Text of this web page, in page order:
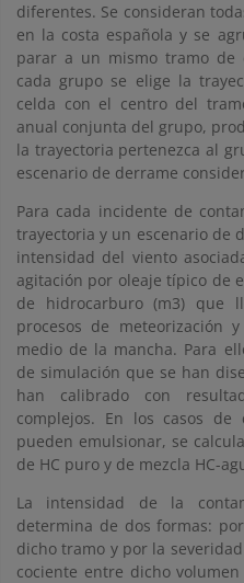
diferentes. Se consideran
en la costa española y se
parar a un mismo tramo de
cada grupo se elige la
celda con el centro del
anual conjunta del grupo,
la trayectoria pertenezca al
escenario de derrame
Para cada incidente de
trayectoria y un escenario de
intensidad del viento
agitación por oleaje típico de
de hidrocarburo (m3) que
procesos de meteorización
medio de la mancha. Para
de simulación que se han
han calibrado con
complejos. En los casos
pueden emulsionar, se
de HC puro y de mezcla HC-
La intensidad de la
determina de dos formas:
dicho tramo y por la
cociente entre dicho